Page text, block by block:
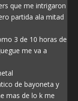
que me intrigaron
partida ala mitad
3 de 10 horas de
me va a
de bayoneta y
mas de lo k me